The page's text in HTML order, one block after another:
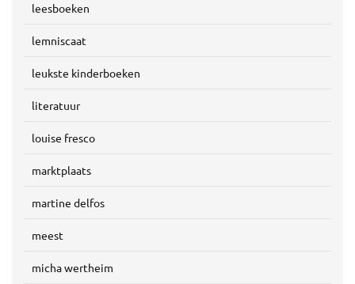
leesboeken
lemniscaat
leukste kinderboeken
literatuur
louise fresco
marktplaats
martine delfos
meest
micha wertheim